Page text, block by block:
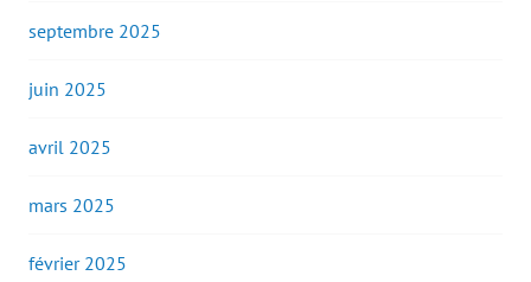
septembre 2025
juin 2025
avril 2025
mars 2025
février 2025